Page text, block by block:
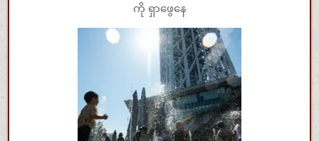
ကို ရှာဖွေနေ